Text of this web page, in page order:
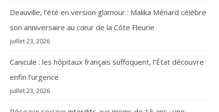
Deauville, l’été en version glamour : Malika Ménard célèbre
son anniversaire au cœur de la Côte Fleurie
juillet 23, 2026
Canicule : les hôpitaux français suffoquent, l’État découvre
enfin l’urgence
juillet 23, 2026